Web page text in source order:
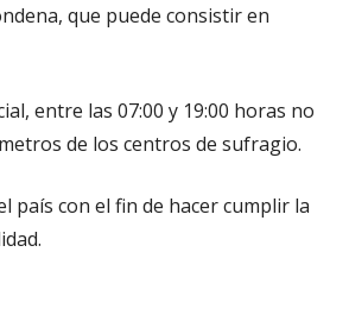
que puede consistir en
entre las 07:00 y 19:00 horas no
de los centros de sufragio.
país con el fin de hacer cumplir la